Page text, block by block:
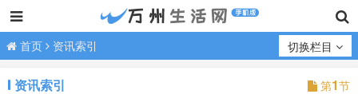
首页 资讯索引 切换栏目
资讯索引 第1节